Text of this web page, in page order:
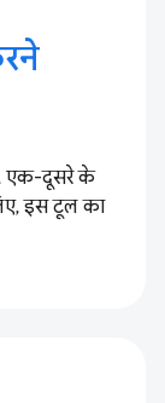
एक-दूसरे के
इस टूल का